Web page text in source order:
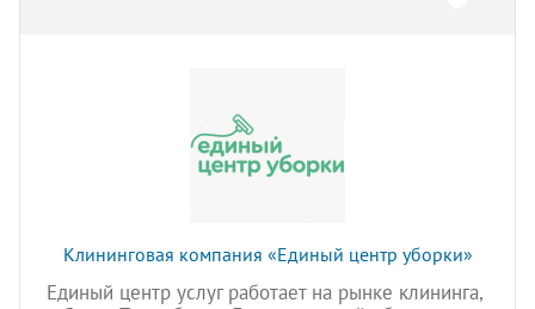
Клининговая компания «Единый центр уборки»
Единый центр услуг работает на рынке клининга,